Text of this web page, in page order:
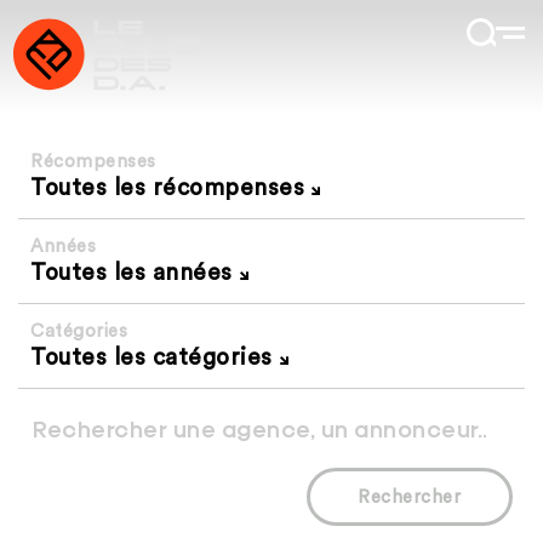
Récompenses
Toutes les récompenses
Années
Toutes les années
Catégories
Toutes les catégories
Rechercher